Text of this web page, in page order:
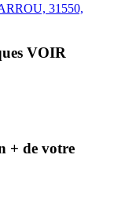
31550,
VOIR
+ de votre